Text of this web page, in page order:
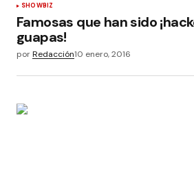
SHOWBIZ
Famosas que han sido
guapas!
porRedacción10 enero, 2016